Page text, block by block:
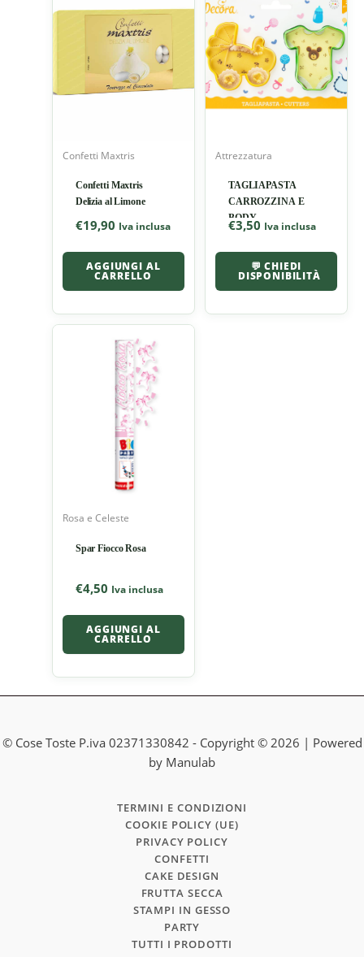
Confetti Maxtris
Confetti Maxtris
Delizia al Limone
€19,90 Iva inclusa
AGGIUNGI AL
CARRELLO
Attrezzatura
TAGLIAPASTA
CARROZZINA E
BODY
€3,50 Iva inclusa
💬 CHIEDI
DISPONIBILITÀ
Rosa e Celeste
Spar Fiocco Rosa
€4,50 Iva inclusa
AGGIUNGI AL
CARRELLO
© Cose Toste P.iva 02371330842 - Copyright © 2026 | Powered
by Manulab
TERMINI E CONDIZIONI
COOKIE POLICY (UE)
PRIVACY POLICY
CONFETTI
CAKE DESIGN
FRUTTA SECCA
STAMPI IN GESSO
PARTY
TUTTI I PRODOTTI